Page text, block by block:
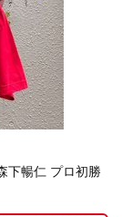
下暢仁 プロ初勝